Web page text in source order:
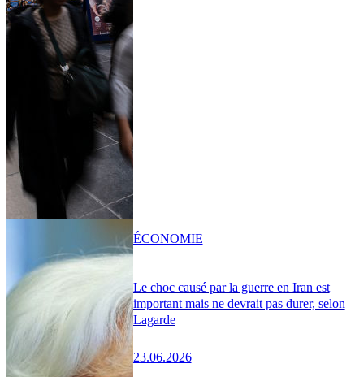
Le choc causé par la guerre en Iran est
important mais ne devrait pas durer, selon
Lagarde
23.06.2026
ÉCONOMIE